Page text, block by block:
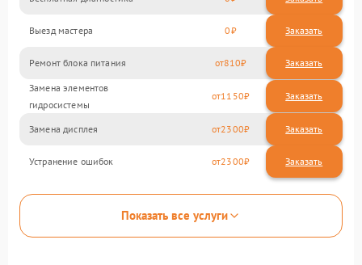
Выезд мастера 0 Заказать
Ремонт блока питания 810
Замена элементов
гидросистемы
1150
Замена дисплея 2300
Устранение ошибок 2300
Показать все услуги